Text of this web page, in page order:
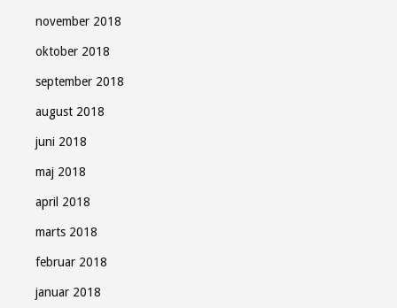
november 2018
oktober 2018
september 2018
august 2018
juni 2018
maj 2018
april 2018
marts 2018
februar 2018
januar 2018